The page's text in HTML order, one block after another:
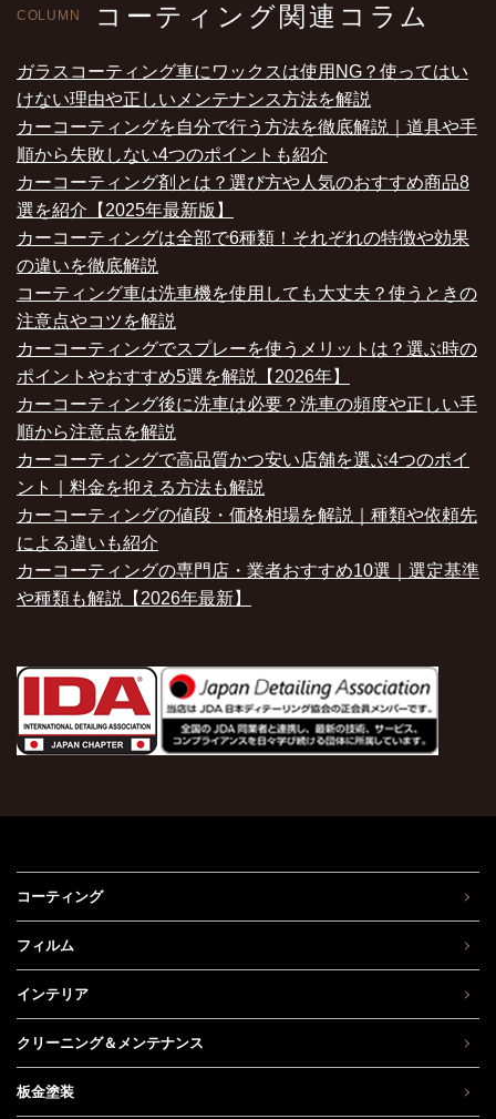
COLUMN コーティング関連コラム
ガラスコーティング車にワックスは使用NG？使ってはい
けない理由や正しいメンテナンス方法を解説
カーコーティングを自分で行う方法を徹底解説｜道具や手
順から失敗しない4つのポイントも紹介
カーコーティング剤とは？選び方や人気のおすすめ商品8
選を紹介【2025年最新版】
カーコーティングは全部で6種類！それぞれの特徴や効果
の違いを徹底解説
コーティング車は洗車機を使用しても大丈夫？使うときの
注意点やコツを解説
カーコーティングでスプレーを使うメリットは？選ぶ時の
ポイントやおすすめ5選を解説【2026年】
カーコーティング後に洗車は必要？洗車の頻度や正しい手
順から注意点を解説
カーコーティングで高品質かつ安い店舗を選ぶ4つのポイ
ント｜料金を抑える方法も解説
カーコーティングの値段・価格相場を解説｜種類や依頼先
による違いも紹介
カーコーティングの専門店・業者おすすめ10選｜選定基準
や種類も解説【2026年最新】
コーティング
フィルム
インテリア
クリーニング＆メンテナンス
板金塗装